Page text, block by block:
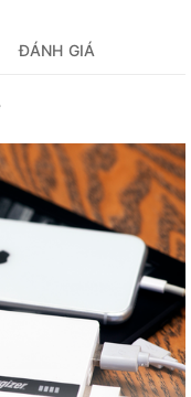
ĐÁNH GIÁ